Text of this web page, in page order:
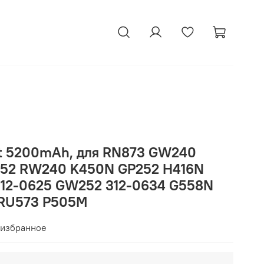
5200mAh, для RN873 GW240
RW240 K450N GP252 H416N
0625 GW252 312-0634 G558N
P505M